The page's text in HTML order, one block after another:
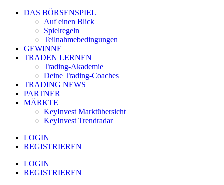
DAS BÖRSENSPIEL
Auf einen Blick
Spielregeln
Teilnahmebedingungen
GEWINNE
TRADEN LERNEN
Trading-Akademie
Deine Trading-Coaches
TRADING NEWS
PARTNER
MÄRKTE
KeyInvest Marktübersicht
KeyInvest Trendradar
LOGIN
REGISTRIEREN
LOGIN
REGISTRIEREN